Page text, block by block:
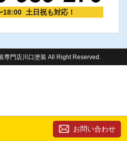
18:00 土日祝も対応！
専門店川口塗装 All Right Reserved.
お問い合わせ